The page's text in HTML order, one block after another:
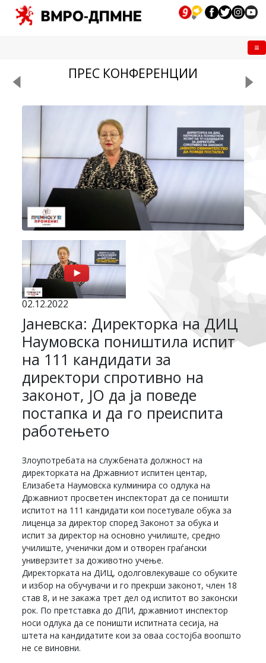
ПРЕС КОНФЕРЕНЦИИ
02.12.2022
Јаневска: Директорка на ДИЦ
Наумовска поништила испит
на 111 кандидати за
директори спротивно на
законот, ЈО да ја поведе
постапка и да го преиспита
работењето
Злоупотребата на службената должност на
директорката на Државниот испитен центар,
Елизабета Наумовска кулминира со одлука на
Државниот просветен инспекторат да се поништи
испитот на 111 кандидати кои посетувале обука за
лиценца за директор според Законот за обука и
испит за директор на основно училиште, средно
училиште, ученички дом и отворен граѓански
универзитет за доживотно учење.
Директорката на ДИЦ, одолговлекуваше со обуките
и избор на обучувачи и го прекрши законот, член 18
став 8, и не закажа трет дел од испитот во законски
рок. По претставка до ДПИ, државниот инспектор
носи одлука да се поништи испитната сесија, на
штета на кандидатите кои за оваа состојба воопшто
не се виновни.